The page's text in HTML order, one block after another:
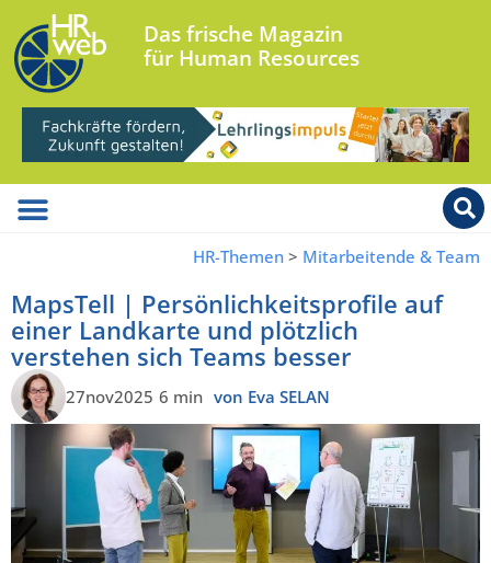
Das frische Magazin
für Human Resources
HR-Themen > Mitarbeitende & Team
MapsTell | Persönlichkeitsprofile auf
einer Landkarte und plötzlich
verstehen sich Teams besser
27nov2025 6 min von Eva SELAN